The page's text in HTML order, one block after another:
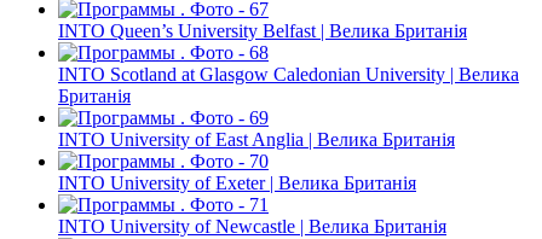
INTO Queen’s University Belfast | Велика Британія
INTO Scotland at Glasgow Caledonian University | Велика
Британія
INTO University of East Anglia | Велика Британія
INTO University of Exeter | Велика Британія
INTO University of Newcastle | Велика Британія